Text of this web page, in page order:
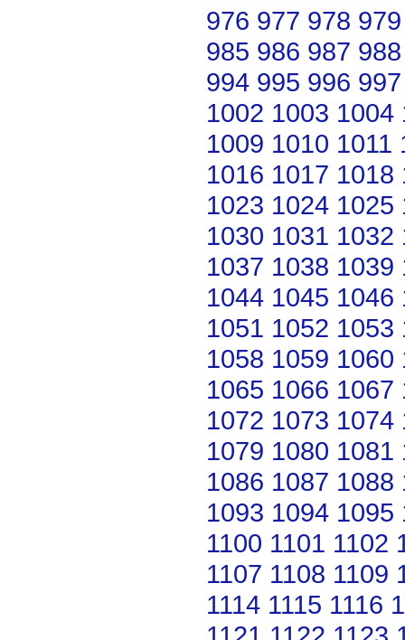
976 977 978 979
985 986 987 988
994 995 996 997
1002 1003 1004
1009 1010 1011
1016 1017 1018
1023 1024 1025
1030 1031 1032
1037 1038 1039
1044 1045 1046
1051 1052 1053
1058 1059 1060
1065 1066 1067
1072 1073 1074
1079 1080 1081
1086 1087 1088
1093 1094 1095
1100 1101 1102
1107 1108 1109
1114 1115 1116